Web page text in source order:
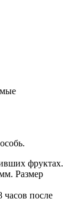
фруктах.
Размер
часов после